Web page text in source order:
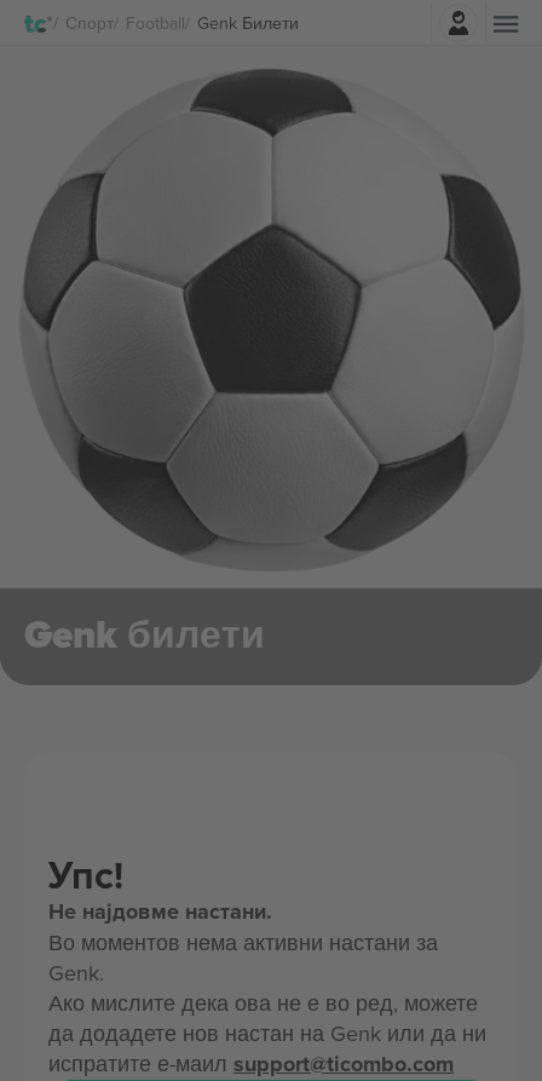
Спорт Football Genk Билети
Genk билети
Упс!
Не најдовме настани.
Во моментов нема активни настани за
Genk.
Ако мислите дека ова не е во ред, можете
да додадете нов настан на Genk или да ни
испратите е-маил support@ticombo.com